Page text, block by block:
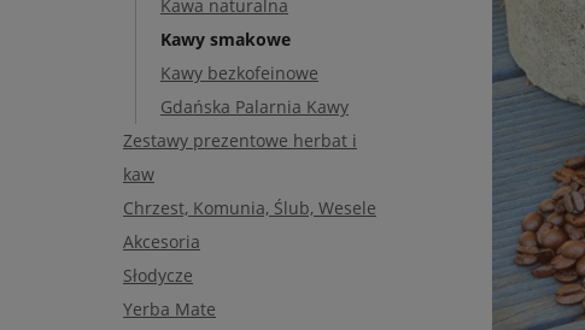
Kawa naturalna
Kawy smakowe
Kawy bezkofeinowe
Gdańska Palarnia Kawy
Zestawy prezentowe herbat i
kaw
Chrzest, Komunia, Ślub, Wesele
Akcesoria
Słodycze
Yerba Mate